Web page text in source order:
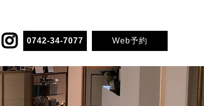
0742-34-7077 Web予約